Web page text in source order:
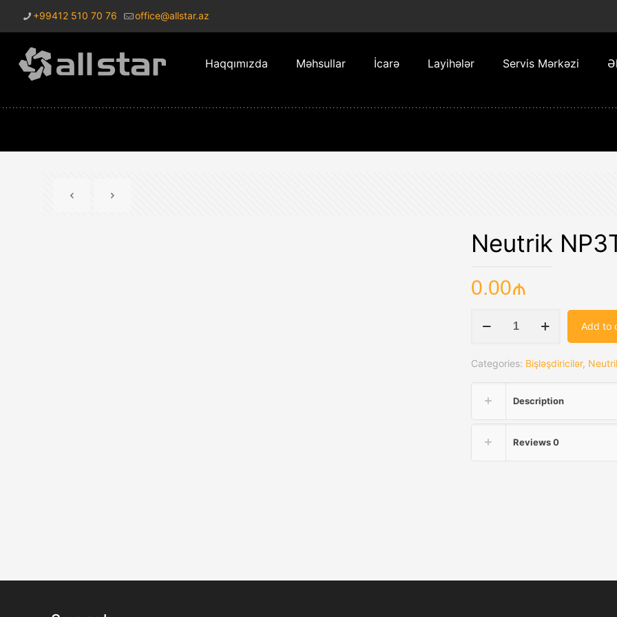
+99412 510 70 76 office@allstar.az
Haqqımızda Məhsullar İcarə Layihələr Servis Mərkəzi
Neutrik
0.00₼
B
Add to
Categories: Bişləşdiricilər,
Description
Reviews0